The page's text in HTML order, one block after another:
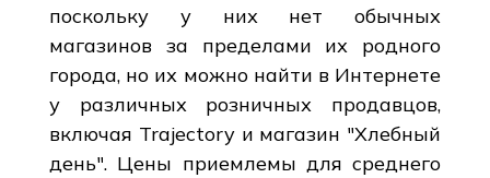
поскольку у них нет обычных
магазинов за пределами их родного
города, но их можно найти в Интернете
у различных розничных продавцов,
включая Trajectory и магазин "Хлебный
день". Цены приемлемы для среднего